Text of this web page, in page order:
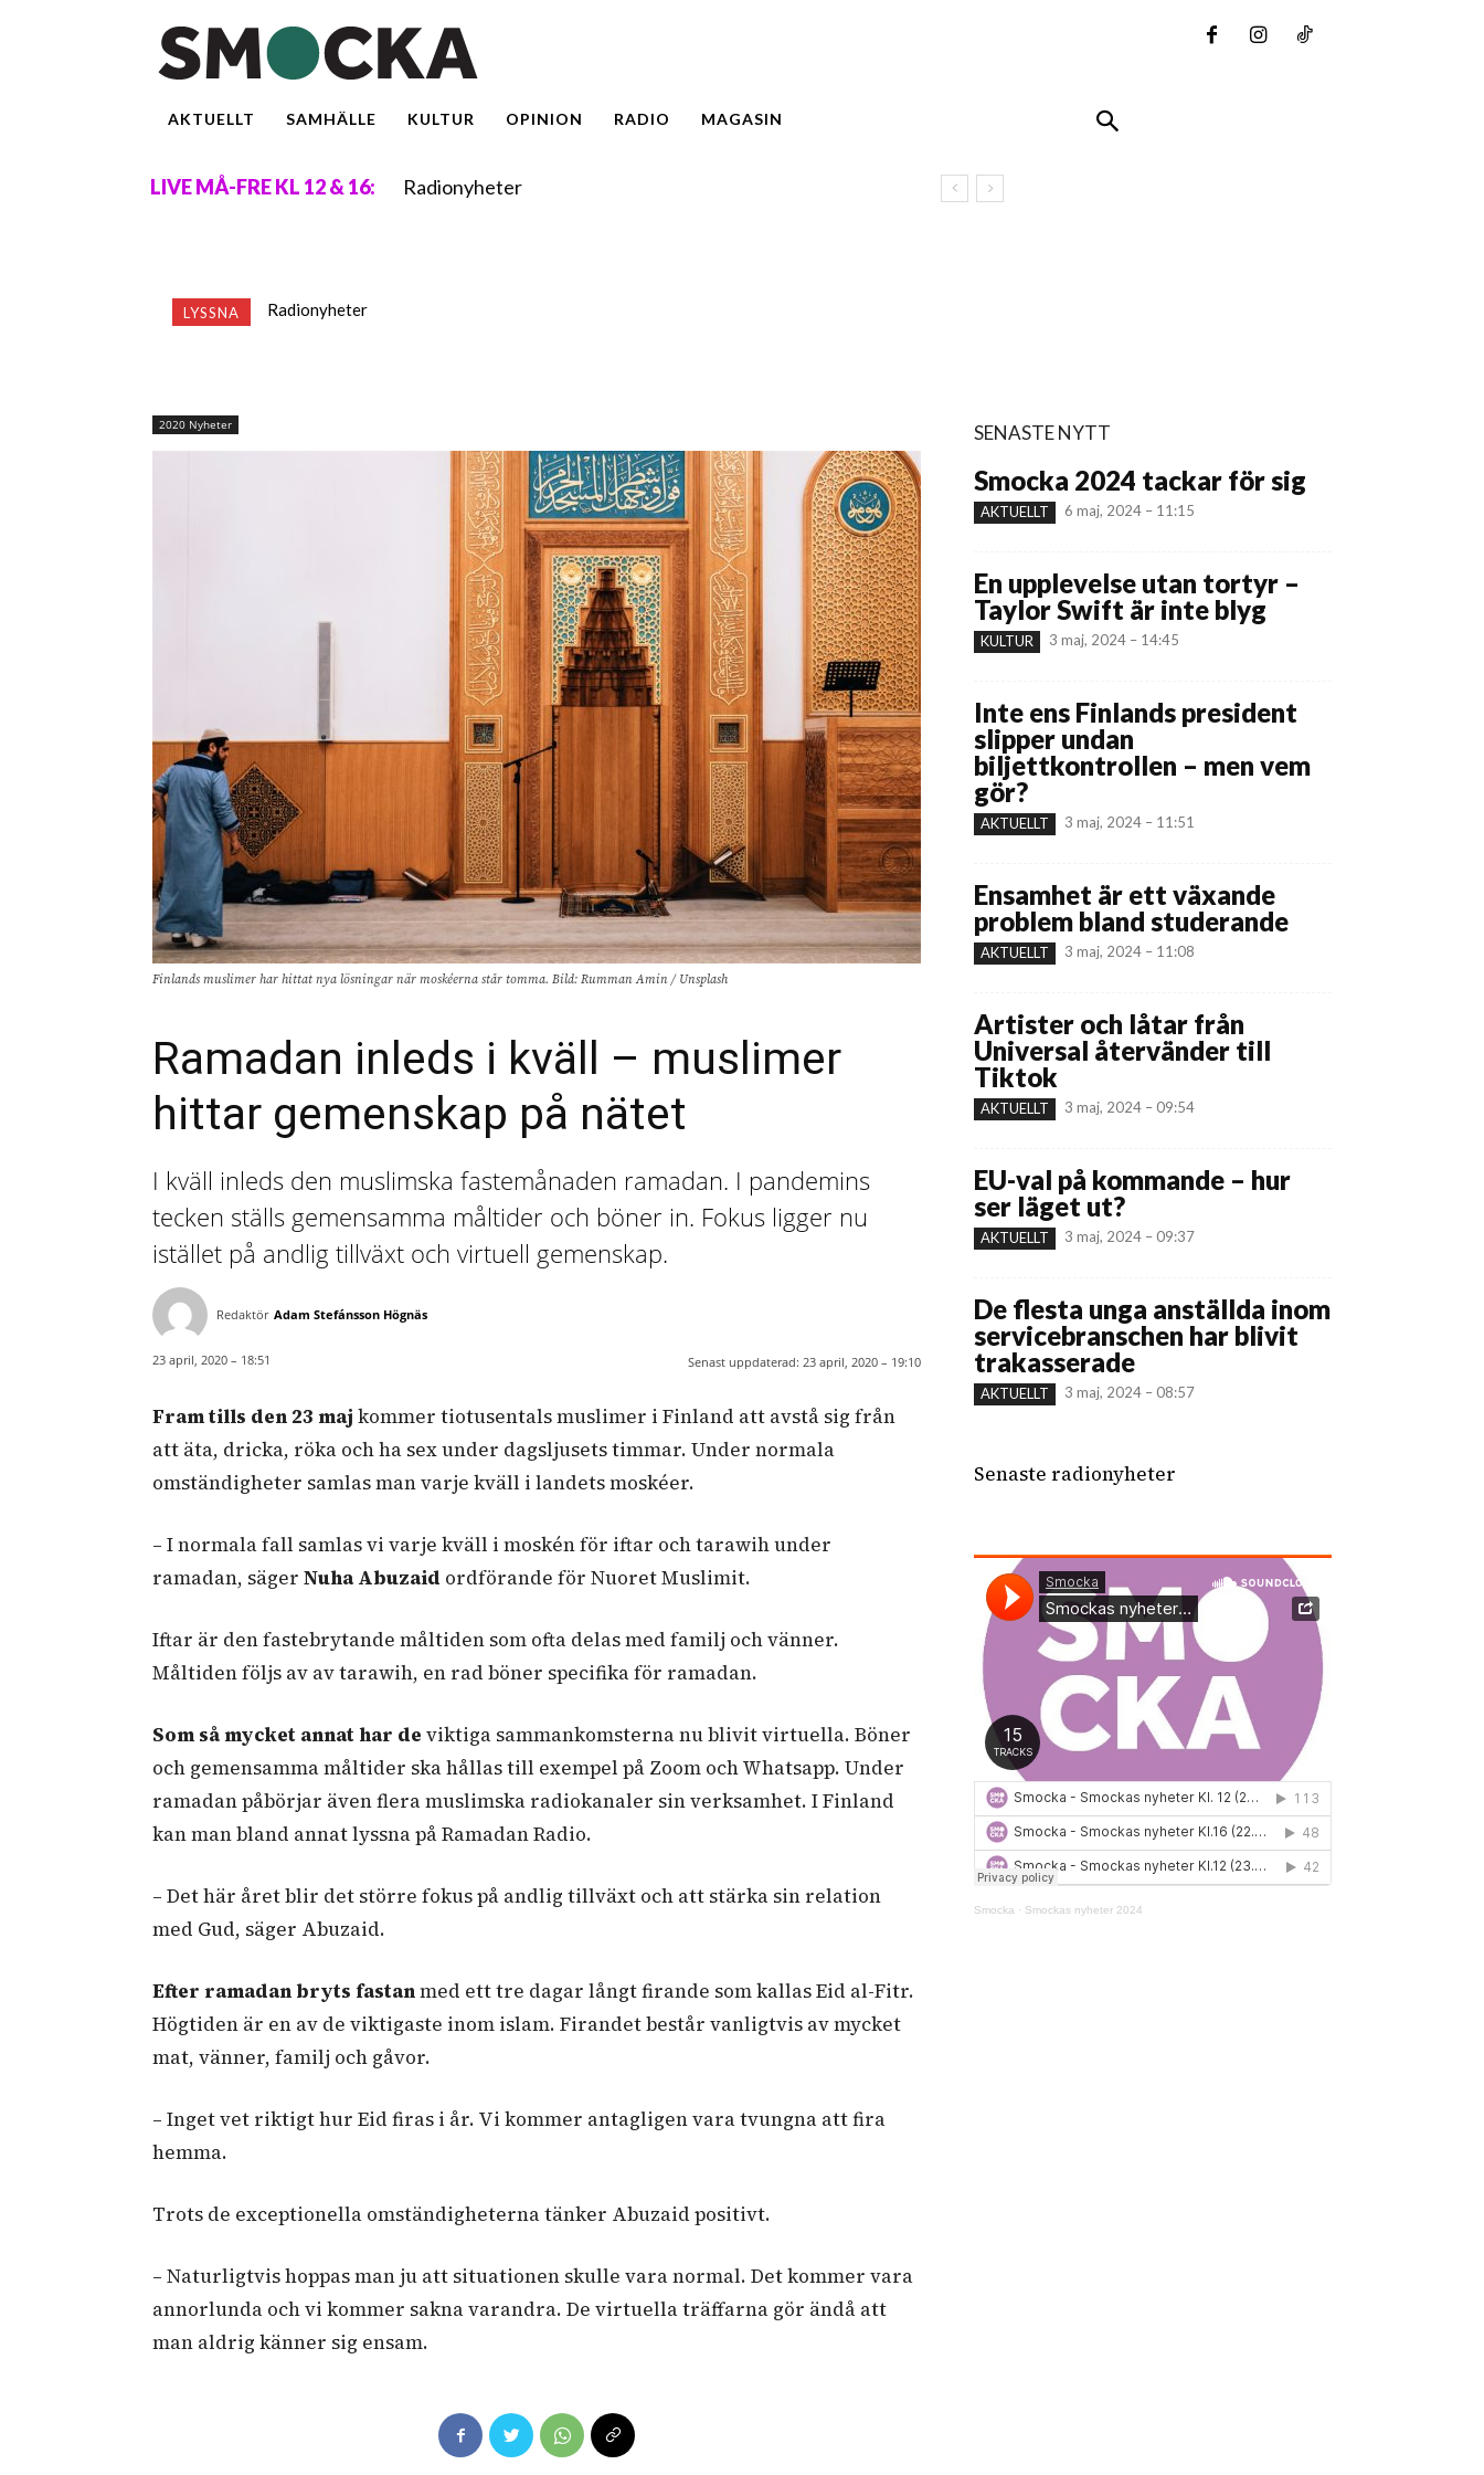
AKTUELLT SAMHÄLLE KULTUR OPINION RADIO MAGASIN
LIVE MÅ-FRE KL 12 & 16: Radionyheter
LYSSNA Radionyheter
2020 Nyheter
Finlands muslimer har hittat nya lösningar när moskéerna står tomma. Bild: Rumman Amin / Unsplash
Ramadan inleds i kväll – muslimer
hittar gemenskap på nätet
I kväll inleds den muslimska fastemånaden ramadan. I pandemins
tecken ställs gemensamma måltider och böner in. Fokus ligger nu
istället på andlig tillväxt och virtuell gemenskap.
Redaktör Adam Stefánsson Högnäs
23 april, 2020 – 18:51 Senast uppdaterad: 23 april, 2020 – 19:10
Fram tills den 23 maj kommer tiotusentals muslimer i Finland att avstå sig från
att äta, dricka, röka och ha sex under dagsljusets timmar. Under normala
omständigheter samlas man varje kväll i landets moskéer.
– I normala fall samlas vi varje kväll i moskén för iftar och tarawih under
ramadan, säger Nuha Abuzaid ordförande för Nuoret Muslimit.
Iftar är den fastebrytande måltiden som ofta delas med familj och vänner.
Måltiden följs av av tarawih, en rad böner specifika för ramadan.
Som så mycket annat har de viktiga sammankomsterna nu blivit virtuella. Böner
och gemensamma måltider ska hållas till exempel på Zoom och Whatsapp. Under
ramadan påbörjar även flera muslimska radiokanaler sin verksamhet. I Finland
kan man bland annat lyssna på Ramadan Radio.
– Det här året blir det större fokus på andlig tillväxt och att stärka sin relation
med Gud, säger Abuzaid.
Efter ramadan bryts fastanmed ett tre dagar långt firande som kallasEid al-Fitr.
Högtiden är en av de viktigaste inom islam. Firandet består vanligtvis av mycket
mat, vänner, familj och gåvor.
– Inget vet riktigt hur Eid firas i år. Vi kommer antagligen vara tvungna att fira
hemma.
Trots de exceptionella omständigheterna tänker Abuzaid positivt.
– Naturligtvis hoppas man ju att situationen skulle vara normal. Det kommer vara
annorlunda och vi kommer sakna varandra. De virtuella träffarna gör ändå att
man aldrig känner sig ensam.
SENASTE NYTT
Smocka 2024 tackar för sig
AKTUELLT 6 maj, 2024 – 11:15
En upplevelse utan tortyr –
Taylor Swift är inte blyg
KULTUR 3 maj, 2024 – 14:45
Inte ens Finlands president
slipper undan
biljettkontrollen – men vem
gör?
AKTUELLT 3 maj, 2024 – 11:51
Ensamhet är ett växande
problem bland studerande
AKTUELLT 3 maj, 2024 – 11:08
Artister och låtar från
Universal återvänder till
Tiktok
AKTUELLT 3 maj, 2024 – 09:54
EU-val på kommande – hur
ser läget ut?
AKTUELLT 3 maj, 2024 – 09:37
De flesta unga anställda inom
servicebranschen har blivit
trakasserade
AKTUELLT 3 maj, 2024 – 08:57
Senaste radionyheter
Smocka · Smockas nyheter 2024